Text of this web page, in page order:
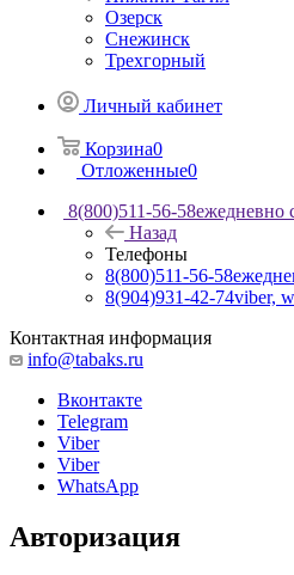
Озерск
Снежинск
Трехгорный
Личный кабинет
Корзина0
Отложенные0
8(800)511-56-58ежедневно
Назад
Телефоны
8(800)511-56-58
8(904)931-42-74viber,
Контактная информация
info@tabaks.ru
Вконтакте
Telegram
Viber
Viber
WhatsApp
Авторизация